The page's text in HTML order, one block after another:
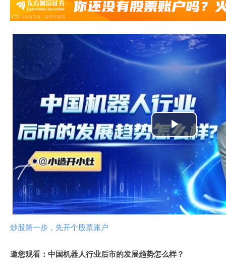
播
放
视
频
炒股第一步，先开个股票账户
邀您观看：中国机器人行业后市的发展趋势怎么样？